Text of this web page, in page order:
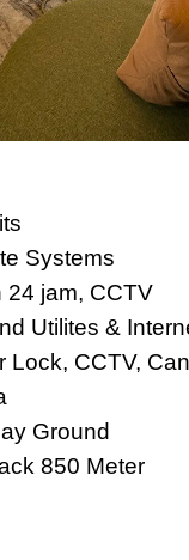
Systems
24 jam, CCTV
Utilites &
Lock, CCTV,
Ground
850 Meter